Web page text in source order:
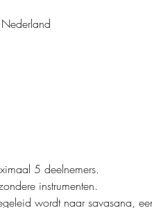
5 deelnemers.
instrumenten.
wordt naar savasana,